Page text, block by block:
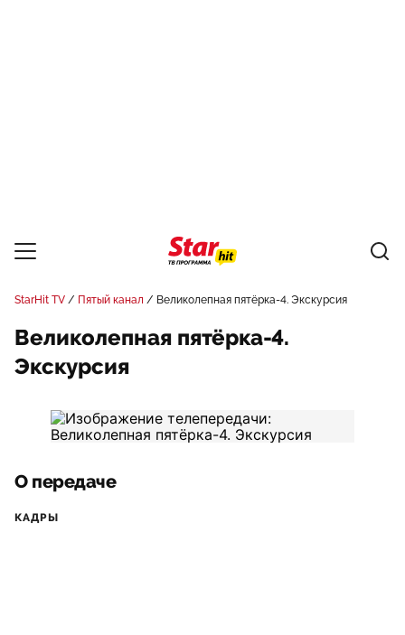
StarHit TV Пятый канал Великолепная пятёрка-4. Экскурсия
Великолепная пятёрка-4.
Экскурсия
О передаче
КАДРЫ